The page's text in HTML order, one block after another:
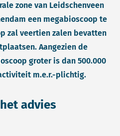
zone van Leidschenveen
een megabioscoop te
zal veertien zalen bevatten
Aangezien de
groter is dan 500.000
m.e.r.-plichtig.
advies